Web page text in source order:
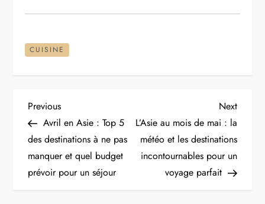
CUISINE
N
a
v
Previous
Post
Previous
Avril en Asie : Top 5
des destinations à ne pas
manquer et quel budget
prévoir pour un séjour
Next
Post
Next
L’Asie au mois de mai : la
météo et les destinations
incontournables pour un
voyage parfait